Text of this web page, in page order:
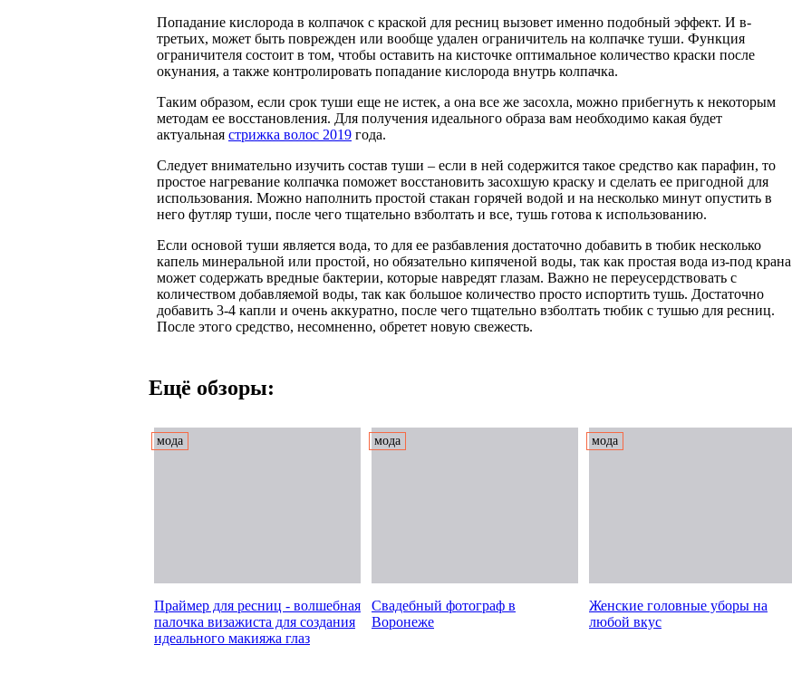
Попадание кислорода в колпачок с краской для ресниц вызовет именно подобный эффект. И в-
третьих, может быть поврежден или вообще удален ограничитель на колпачке туши. Функция
ограничителя состоит в том, чтобы оставить на кисточке оптимальное количество краски после
окунания, а также контролировать попадание кислорода внутрь колпачка.
Таким образом, если срок туши еще не истек, а она все же засохла, можно прибегнуть к некоторым
методам ее восстановления. Для получения идеального образа вам необходимо какая будет
актуальная стрижка волос 2019 года.
Следует внимательно изучить состав туши – если в ней содержится такое средство как парафин, то
простое нагревание колпачка поможет восстановить засохшую краску и сделать ее пригодной для
использования. Можно наполнить простой стакан горячей водой и на несколько минут опустить в
него футляр туши, после чего тщательно взболтать и все, тушь готова к использованию.
Если основой туши является вода, то для ее разбавления достаточно добавить в тюбик несколько
капель минеральной или простой, но обязательно кипяченой воды, так как простая вода из-под крана
может содержать вредные бактерии, которые навредят глазам. Важно не переусердствовать с
количеством добавляемой воды, так как большое количество просто испортить тушь. Достаточно
добавить 3-4 капли и очень аккуратно, после чего тщательно взболтать тюбик с тушью для ресниц.
После этого средство, несомненно, обретет новую свежесть.
Ещё обзоры:
мода
Праймер для ресниц - волшебная
палочка визажиста для создания
идеального макияжа глаз
мода
Свадебный фотограф в
Воронеже
мода
Женские головные уборы на
любой вкус